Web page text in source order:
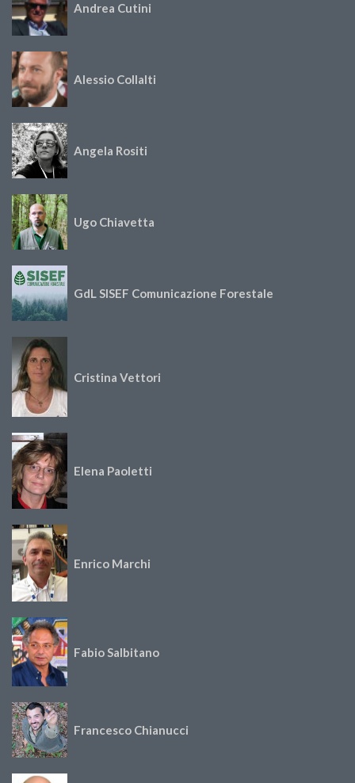
Andrea Cutini
Alessio Collalti
Angela Rositi
Ugo Chiavetta
GdL SISEF Comunicazione Forestale
Cristina Vettori
Elena Paoletti
Enrico Marchi
Fabio Salbitano
Francesco Chianucci